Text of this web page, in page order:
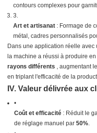
contours complexes pour
3.
Art et artisanat : Formage de
métal, cadres personnalisés
Dans une application réelle
la machine a réussi à produire
rayons différents , augmentant
en triplant l'efficacité de la
IV. Valeur délivrée aux
•
Coût et efficacité : Réduit le
de réglage manuel par ​​50%​​.